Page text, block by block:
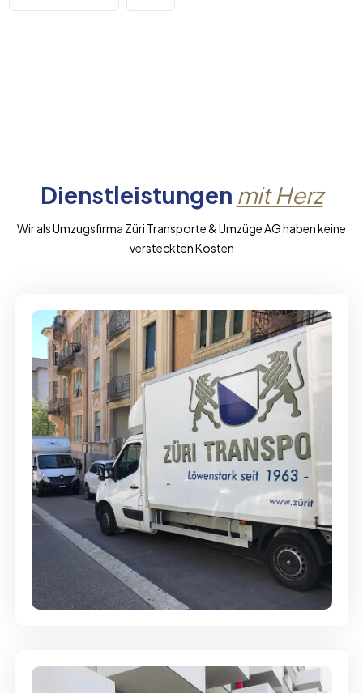
Dienstleistungen mit Herz
Wir als Umzugsfirma Züri Transporte & Umzüge AG haben keine
versteckten Kosten
Full-Service - Für Privatumzüge